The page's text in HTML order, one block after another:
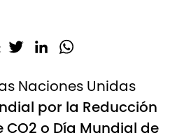
i
t
t
e
k
e
d
t
s
A
Naciones Unidas
por la Reducción
CO2 o Día Mundial de